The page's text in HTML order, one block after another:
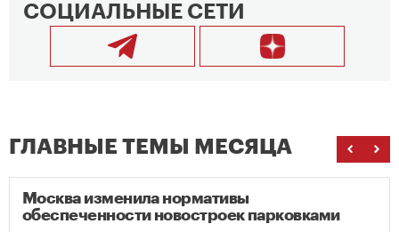
СОЦИАЛЬНЫЕ СЕТИ
ГЛАВНЫЕ ТЕМЫ МЕСЯЦА
Москва изменила нормативы
обеспеченности новостроек парковками